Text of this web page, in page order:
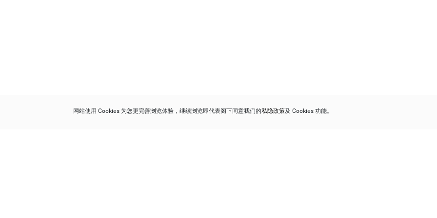
网站使用 Cookies 为您更完善浏览体验，继续浏览即代表阁下同意我们的私隐政策及 Cookies 功能。